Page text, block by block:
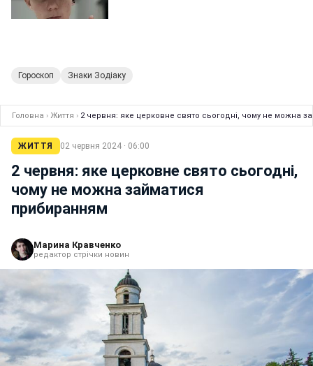
Гороскоп Знаки Зодіаку
Головна › Життя › 2 червня: яке церковне свято сьогодні, чому не можна
ЖИТТЯ 02 червня 2024 · 06:00
2 червня: яке церковне свято сьогодні,
чому не можна займатися
прибиранням
Марина Кравченко
редактор стрічки новин